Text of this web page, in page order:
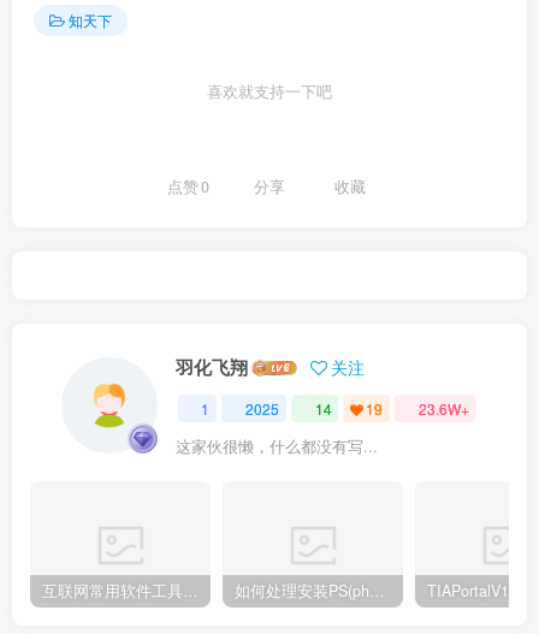
知天下
喜欢就支持一下吧
点赞0 分享 收藏
羽化飞翔 关注
1 2025 14 19 23.6W+
这家伙很懒，什么都没有写...
互联网常用软件工具资源汇总贴 如何处理安装PS(photoshop cc2018) 时，提示系统或者IE浏览器需要升级